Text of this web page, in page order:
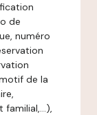
de
numéro
de la
familial,…),